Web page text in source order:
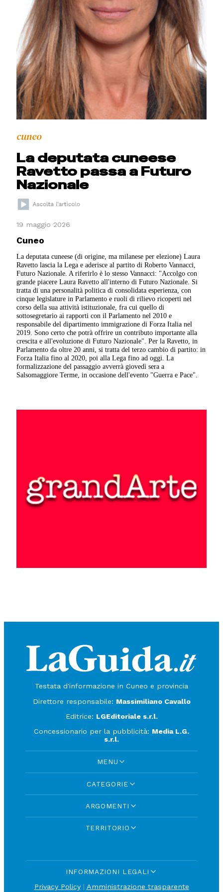
cuneo
La deputata cuneese
Ravetto passa a Futuro
Nazionale
19 maggio 2026
Cuneo
La deputata cuneese (di origine, ma milanese per elezione) Laura
Ravetto lascia la Lega e aderisce al partito di Roberto Vannacci,
Futuro Nazionale. A riferirlo è lo stesso Vannacci: "Accolgo con
grande piacere Laura Ravetto all'interno di Futuro Nazionale. Si
tratta di una personalità politica di consolidata esperienza, con
cinque legislature in Parlamento e ruoli di rilievo ricoperti nel
corso della sua attività istituzionale, fra cui quello di
sottosegretario ai rapporti con il Parlamento nel 2010 e
responsabile del dipartimento immigrazione di Forza Italia nel
2019. Sono certo che potrà offrire un contributo importante alla
crescita e all'evoluzione di Futuro Nazionale". Per la Ravetto, in
Parlamento da oltre 20 anni, si tratta del terzo cambio di partito: in
Forza Italia fino al 2020, poi alla Lega fino ad oggi. La
formalizzazione del passaggio avverrà giovedì sera a
Salsomaggiore Terme, in occasione dell'evento "Guerra e Pace".
Testata d'informazione in Cuneo e provincia
Direttore responsabile: Massimiliano Cavallo
Editrice: LGEditoriale s.r.l.
Concessionario per la pubblicità: Media L.G.
s.r.l.
MENU
CATEGORIE
ARGOMENTI
TERRITORIO
INFORMAZIONI LEGALI
Privacy Policy| Amministrazione trasparente